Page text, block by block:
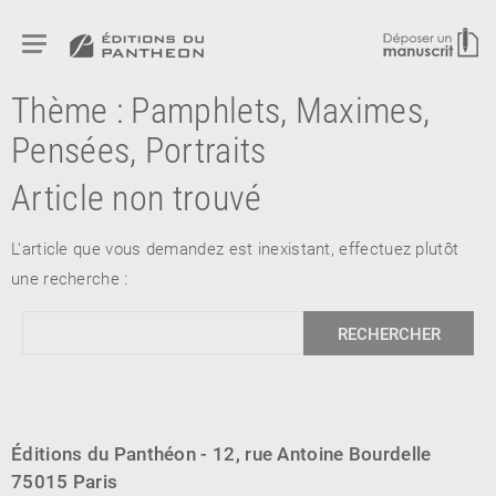
RETOUR
RETOUR
RETOUR
Thème : Pamphlets, Maximes,
Pensées, Portraits
Article non trouvé
L'article que vous demandez est inexistant, effectuez plutôt
une recherche :
Éditions du Panthéon - 12, rue Antoine Bourdelle
75015 Paris